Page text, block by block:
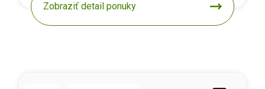
Zobraziť detail ponuky